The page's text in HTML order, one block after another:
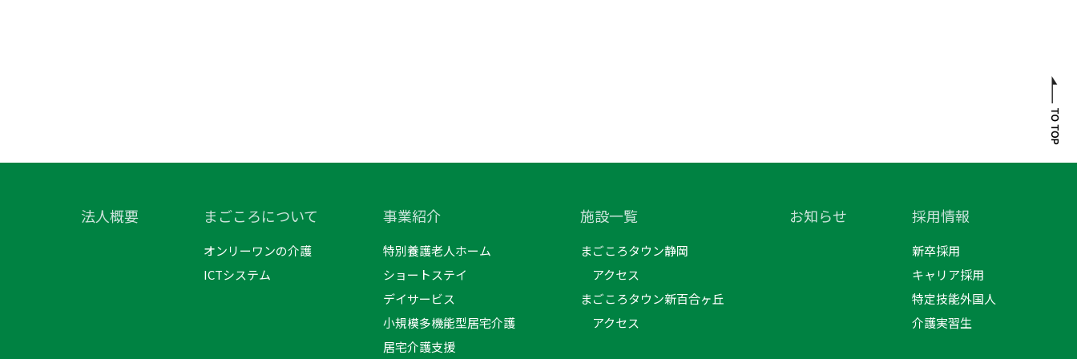
法人概要 まごころについて
オンリーワンの介護
ICTシステム
事業紹介
特別養護老人ホーム
ショートステイ
デイサービス
小規模多機能型居宅介護
居宅介護支援
施設一覧
まごころタウン静岡
アクセス
まごころタウン新百合ヶ丘
アクセス
お知らせ 採用情報
新卒採用
キャリア採用
特定技能外国人
介護実習生